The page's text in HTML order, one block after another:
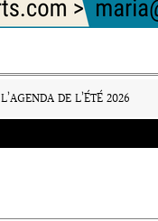
L’AGENDA DE L’ÉTÉ 2026